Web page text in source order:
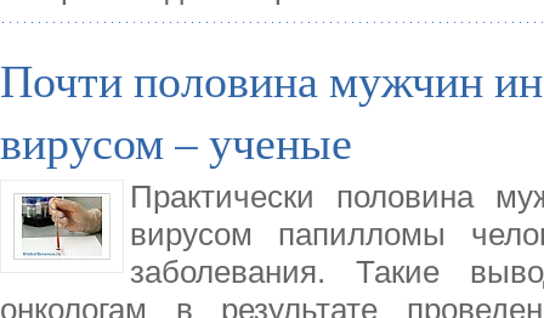
Почти половина мужчин
вирусом – ученые
Практически половина
вирусом папилломы
заболевания. Такие
онкологам в результате